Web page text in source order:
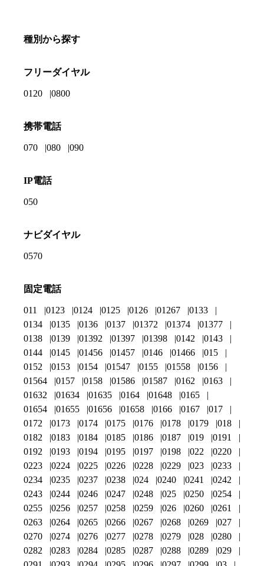
種別から探す
フリーダイヤル
0120 0800
携帯電話
070 080 090
IP電話
050
ナビダイヤル
0570
固定電話
011 0123 0124 0125 0126 01267
0133
0134
0135 0136 0137 01372 01374
01377
0138
0139 01392 01397 01398 0142
0143
0144
0145 01456 01457 0146 01466
015
0152
0153 0154 01547 0155 01558
0156
01564
0157 0158 01586 01587 0162
0163
01632
01634 01635 0164 01648
0165
01654
01655 01656 01658 0166 0167
017
0172
0173 0174 0175 0176 0178 0179
018
0182
0183 0184 0185 0186 0187 019
0191
0192
0193 0194 0195 0197 0198 022
0220
0223
0224 0225 0226 0228 0229 023
0233
0234
0235 0237 0238 024 0240 0241
0242
0243
0244 0246 0247 0248 025 0250
0254
0255
0256 0257 0258 0259 026 0260
0261
0263
0264 0265 0266 0267 0268 0269
027
0270
0274 0276 0277 0278 0279 028
0280
0282
0283 0284 0285 0287 0288 0289
029